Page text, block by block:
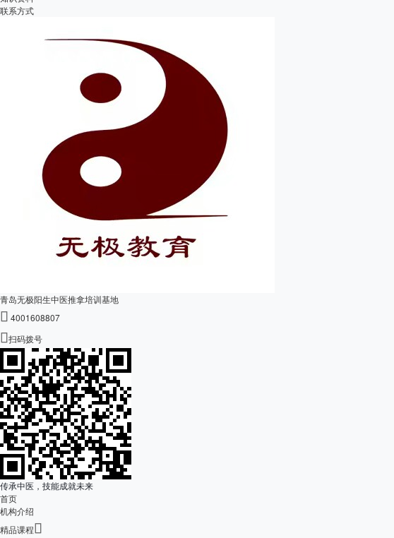
联系方式
青岛无极阳生中医推拿培训基地
 4001608807
扫码拨号
传承中医，技能成就未来
首页
机构介绍
精品课程